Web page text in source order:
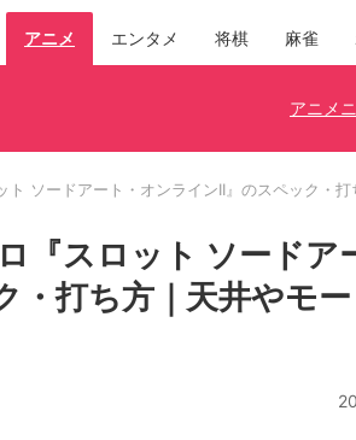
アニメ エンタメ 将棋 麻雀
アニメ
ト ソードアート・オンラインII』のスペック・打
『スロット ソードア
・打ち方｜天井やモ